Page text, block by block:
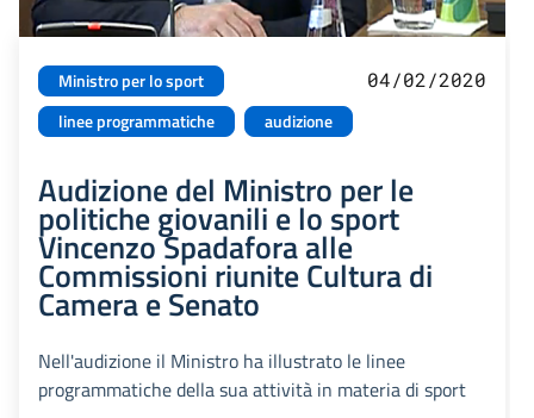
Ministro per lo sport
linee programmatiche
audizione
04/02/2020
Audizione del Ministro per le
politiche giovanili e lo sport
Vincenzo Spadafora alle
Commissioni riunite Cultura di
Camera e Senato
Nell'audizione il Ministro ha illustrato le linee
programmatiche della sua attività in materia di sport